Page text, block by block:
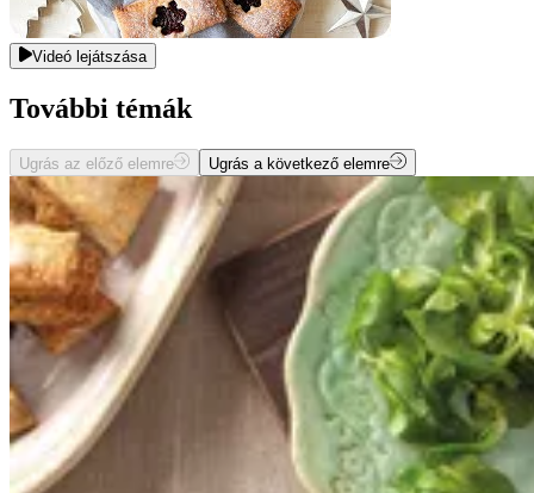
Videó lejátszása
További témák
Ugrás az előző elemre Ugrás a következő elemre